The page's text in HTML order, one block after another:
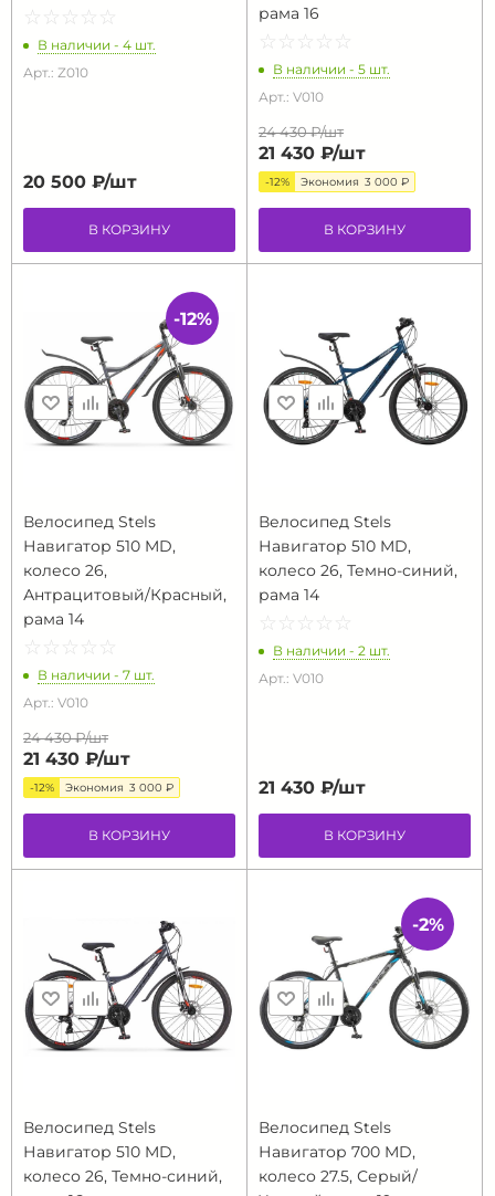
☆ ☆ ☆ ☆ ☆
★ ★ ★ ★ ★
В наличии - 4 шт.
Арт.: Z010
20 500 ₽/шт
В КОРЗИНУ
рама 16
☆ ☆ ☆ ☆ ☆
★ ★ ★ ★ ★
В наличии - 5 шт.
Арт.: V010
24 430 ₽/шт
21 430 ₽/шт
-12% Экономия 3 000 ₽
В КОРЗИНУ
Велосипед Stels
Навигатор 510 MD,
колесо 26,
Антрацитовый/Красный,
рама 14
☆ ☆ ☆ ☆ ☆
★ ★ ★ ★ ★
В наличии - 7 шт.
Арт.: V010
24 430 ₽/шт
21 430 ₽/шт
-12% Экономия 3 000 ₽
В КОРЗИНУ
-12%
Велосипед Stels
Навигатор 510 MD,
колесо 26, Темно-синий,
рама 14
☆ ☆ ☆ ☆ ☆
★ ★ ★ ★ ★
В наличии - 2 шт.
Арт.: V010
21 430 ₽/шт
В КОРЗИНУ
Велосипед Stels
Навигатор 510 MD,
колесо 26, Темно-синий,
Велосипед Stels
Навигатор 700 MD,
колесо 27.5, Серый/
-2%